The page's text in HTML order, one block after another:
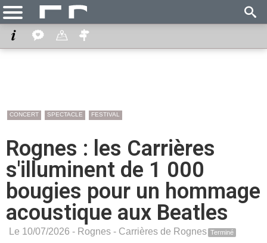
CONCERT SPECTACLE FESTIVAL
Rognes : les Carrières
s'illuminent de 1 000
bougies pour un hommage
acoustique aux Beatles
Le 10/07/2026 - Rognes - Carrières de Rognes Terminé